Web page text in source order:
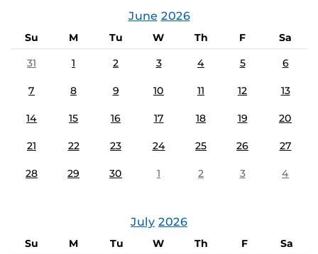
June 2026
Su M Tu W Th F
Sa
31
1 2 3 4 5 6
7 8 9 10 11 12 13
14 15 16 17 18 19 20
21 22 23 24 25 26 27
28 29 30 1 2 3 4
July 2026
Su M Tu W Th F
Sa